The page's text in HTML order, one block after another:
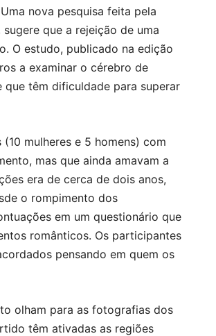
nova pesquisa feita pela
que a rejeição de uma
O estudo, publicado na edição
a examinar o cérebro de
que têm dificuldade para superar
mulheres e 5 homens) com
mas que ainda amavam a
era de cerca de dois anos,
o rompimento dos
em um questionário que
românticos. Os participantes
pensando em quem os
olham para as fotografias dos
têm ativadas as regiões